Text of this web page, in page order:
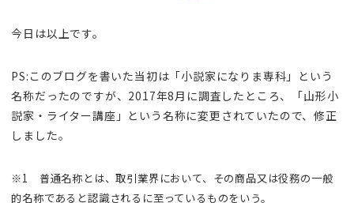
今日は以上です。
PS:このブログを書いた当初は「小説家になりま専科」という
名称だったのですが、2017年8月に調査したところ、「山形小
説家・ライター講座」という名称に変更されていたので、修正
しました。
※1 普通名称とは、取引業界において、その商品又は役務の一般
的名称であると認識されるに至っているものをいう。